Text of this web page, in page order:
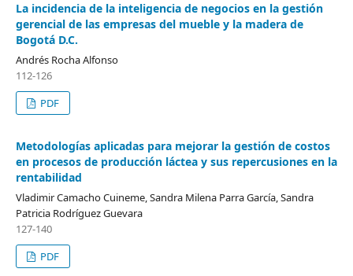
La incidencia de la inteligencia de negocios en la gestión
gerencial de las empresas del mueble y la madera de
Bogotá D.C.
Andrés Rocha Alfonso
112-126
PDF
Metodologías aplicadas para mejorar la gestión de costos
en procesos de producción láctea y sus repercusiones en la
rentabilidad
Vladimir Camacho Cuineme, Sandra Milena Parra García, Sandra
Patricia Rodríguez Guevara
127-140
PDF